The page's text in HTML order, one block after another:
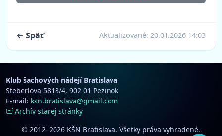
← Späť Aktualizované: 20.01.2026 14:03
Klub šachových nádejí Bratislava
Steberlova 5818/4, 902 01 Pezinok
E-mail: ksn.bratislava@gmail.com
Archív starej stránky
© 2012–2026 KŠN Bratislava. Všetky práva vyhradené.